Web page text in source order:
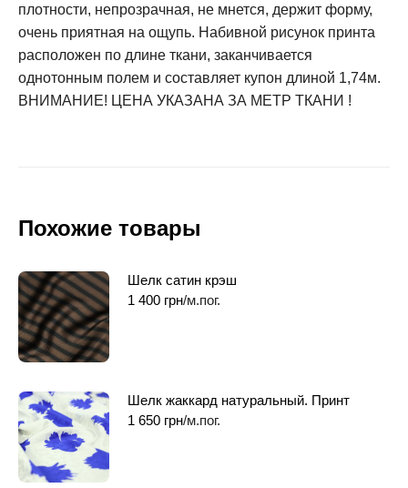
плотности, непрозрачная, не мнется, держит форму,
очень приятная на ощупь. Набивной рисунок принта
расположен по длине ткани, заканчивается
однотонным полем и составляет купон длиной 1,74м.
ВНИМАНИЕ! ЦЕНА УКАЗАНА ЗА МЕТР ТКАНИ !
Похожие товары
Шелк сатин крэш
1 400 грн/м.пог.
Шелк жаккард натуральный. Принт
1 650 грн/м.пог.